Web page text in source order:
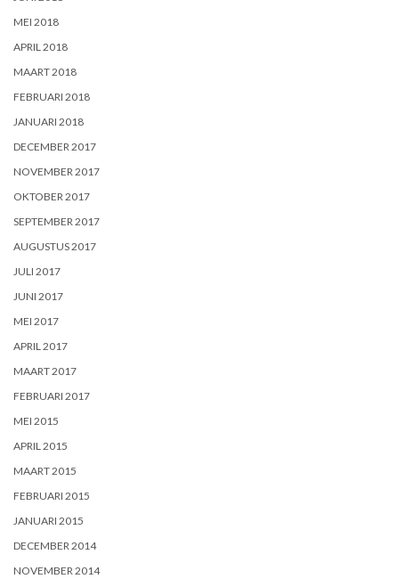
MEI 2018
APRIL 2018
MAART 2018
FEBRUARI 2018
JANUARI 2018
DECEMBER 2017
NOVEMBER 2017
OKTOBER 2017
SEPTEMBER 2017
AUGUSTUS 2017
JULI 2017
JUNI 2017
MEI 2017
APRIL 2017
MAART 2017
FEBRUARI 2017
MEI 2015
APRIL 2015
MAART 2015
FEBRUARI 2015
JANUARI 2015
DECEMBER 2014
NOVEMBER 2014